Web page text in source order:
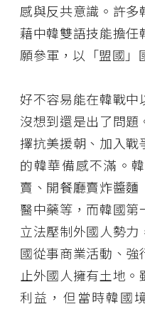
感與反共意識。許多
藉中韓雙語技能擔任
願參軍，以「盟國
好不容易能在韓戰中
沒想到還是出了問
擇抗美援朝、加入戰
的韓華備感不滿。
賣、開餐廳賣炸醬
醫中藥等，而韓國
立法壓制外國人勢
國從事商業活動、
止外國人擁有土地
利益，但當時韓國